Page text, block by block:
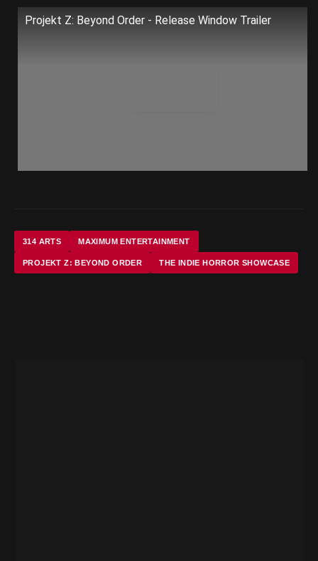
Projekt Z: Beyond Order - Release Window Trailer
314 ARTS MAXIMUM ENTERTAINMENT
PROJEKT Z: BEYOND ORDER THE INDIE HORROR SHOWCASE